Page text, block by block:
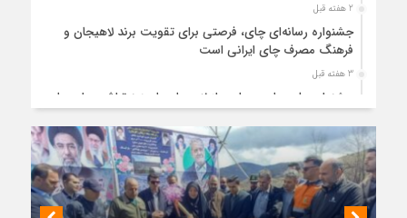
2 هفته قبل
جشنواره رسانه‌ای چای، فرصتی برای تقویت برند لاهیجان و
فرهنگ مصرف چای ایرانی است
3 هفته قبل
جشنواره ملی چای، حمایت از لاهیجان یا هزینه‌تراشی برای چای
ایرانی!؟
3 هفته قبل
پیکر مطهر رهبر شهید انقلاب در حرم مطهر رضوی آرام گرفت
3 هفته قبل
پس از طواف تهران، قم و عتبات… اینک سلامِ آخر در آستان امام